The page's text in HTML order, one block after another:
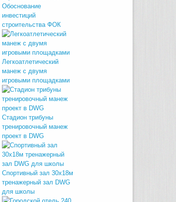
Обоснование
инвестиций
строительства ФОК
Легкоатлетический
манеж с двумя
игровыми площадками
Стадион трибуны
тренировочный манеж
проект в DWG
Спортивный зал 30х18м
тренажерный зал DWG
для школы